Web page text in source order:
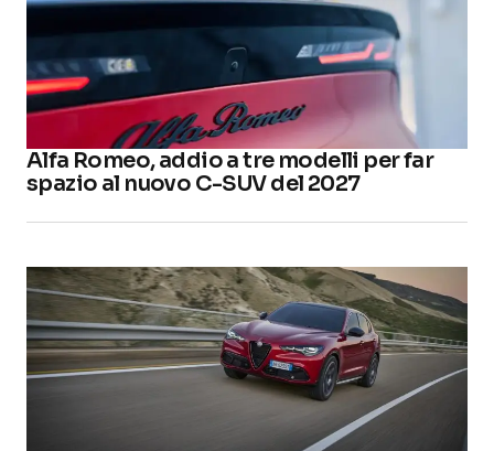
Alfa Romeo, addio a tre modelli per far
spazio al nuovo C-SUV del 2027